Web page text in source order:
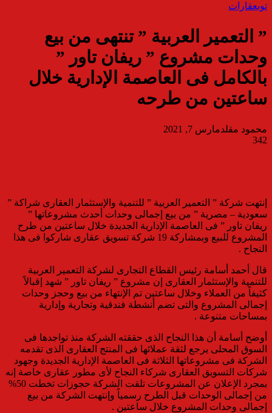
توبعقارات
” التعمير العربية ” تنتهى من بيع
وحدات مشروع ” ريفان تاور ”
بالكامل فى العاصمة الإدارية خلال
ساعتين من طرحه
محمود مقلدمارس 7, 2021
342
إنتهت شركة ” التعمير العربية ” للتنمية والإستثمار العقارى شراكة ”
سعودية – مصرية ” من بيع إجمالى وحدات أحدث مشروعاتها ”
ريفان تاور ” فى العاصمة الإدارية الجديدة خلال ساعتين من طرح
المشروع للبيع وبمشاركة 19 شركة تسويق عقارى شاركوا فى هذا
النجاح .
قال أحمد أسامة رئيس القطاع التجارى لشركة التعمير العربية
للتنمية والإستثمار العقارى إن مشروع ” ريفان تاور ” شهد إقبالاً
كثيفاً من العملاء وخلال ساعتين تم الإنتهاء من بيع وحجز وحدات
إجمالى المشروع والتى تضم أنشطة فندقية وتجارية وإدارية
بمساحات متنوعة .
أوضح أسامة أن هذا النجاح الذى حققته الشركة منذ تواجدها فى
السوق المحلى يرجع لثقة عملائها فى المنتج العقارى الذى تقدمه
الشركة فى مشروعاتها الثلاثة فى العاصمة الإدارية الجديدة وجهود
شركات التسويق العقارى شركاء النجاح لأى مطور عقارى خاصة إنه
بمجرد الإعلان عن المشروعات تلقت الشركة حجوزات تخطت 50%
من إجمالى الوحدات قبل الطرح رسمياً وإنتهت الشركة من بيع
إجمالى وحدات المشروع خلال ساعتين .